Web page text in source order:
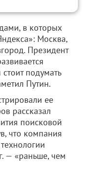
в которых
Москва,
Президент
подумать
Путин.
ее
рассказал
поисковой
что компания
— «раньше, чем